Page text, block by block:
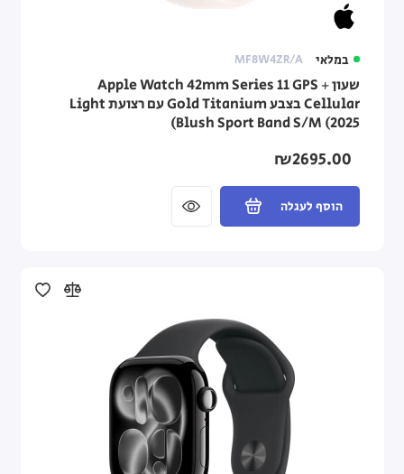
במלאי MF8W4ZR/A
שעון Apple Watch 42mm Series 11 GPS +
Cellular בצבע Gold Titanium עם רצועת Light
Blush Sport Band S/M (2025)
₪2695.00
הוסף לעגלה